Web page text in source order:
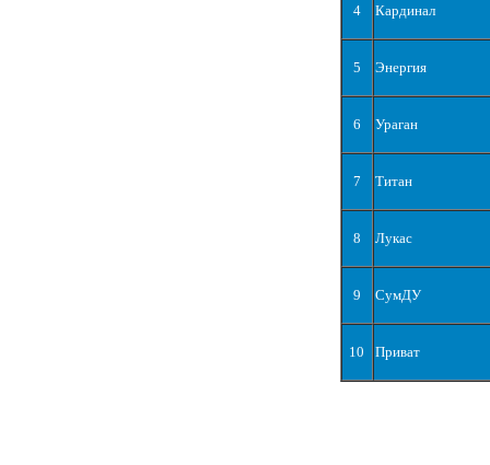
4 Кардинал
5 Энергия
6 Ураган
7 Титан
8 Лукас
9 СумДУ
10 Приват